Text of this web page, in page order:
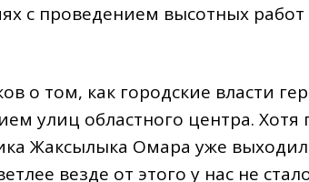
с проведением высотных
о том, как городские власти
улиц областного центра. Хотя
Жаксылыка Омара уже
везде от этого у нас не